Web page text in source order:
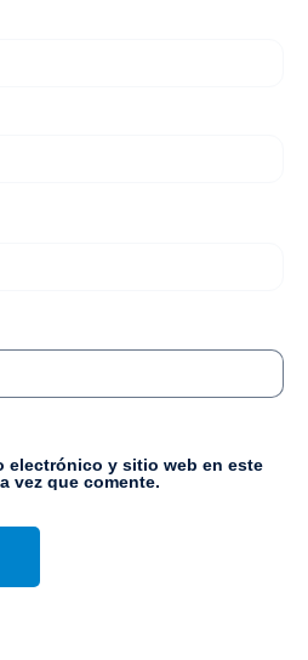
electrónico y sitio web en este
vez que comente.